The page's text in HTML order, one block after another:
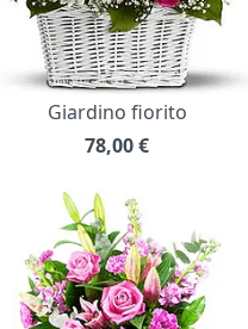
Giardino fiorito
78,00€